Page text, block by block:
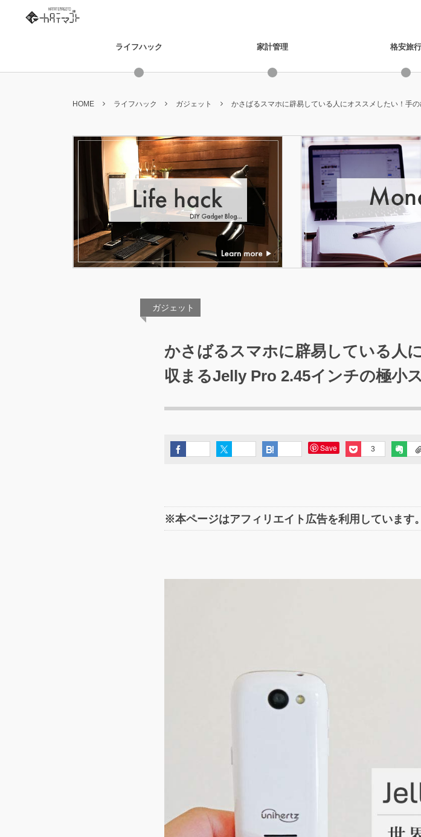
ライフハック 家計管理 格安旅行
HOME ライフハック ガジェット かさばるスマホに辟易している人にオススメしたい！手
ガジェット
かさばるスマホに辟易している人
収まるJelly Pro 2.45インチの極小
Save 3
※本ページはアフィリエイト広告を利用しています。